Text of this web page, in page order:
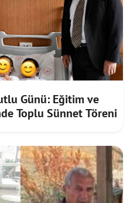
Günü: Eğitim ve
Toplu Sünnet Töreni